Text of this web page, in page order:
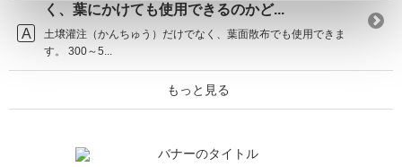
く、葉にかけても使用できるのかど...
土壌灌注（かんちゅう）だけでなく、葉面散布でも使用できま
す。 300～5...
もっと見る